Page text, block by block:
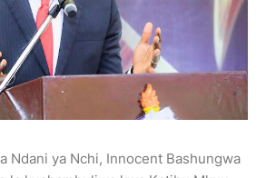
Ndani ya Nchi, Innocent Bashungwa